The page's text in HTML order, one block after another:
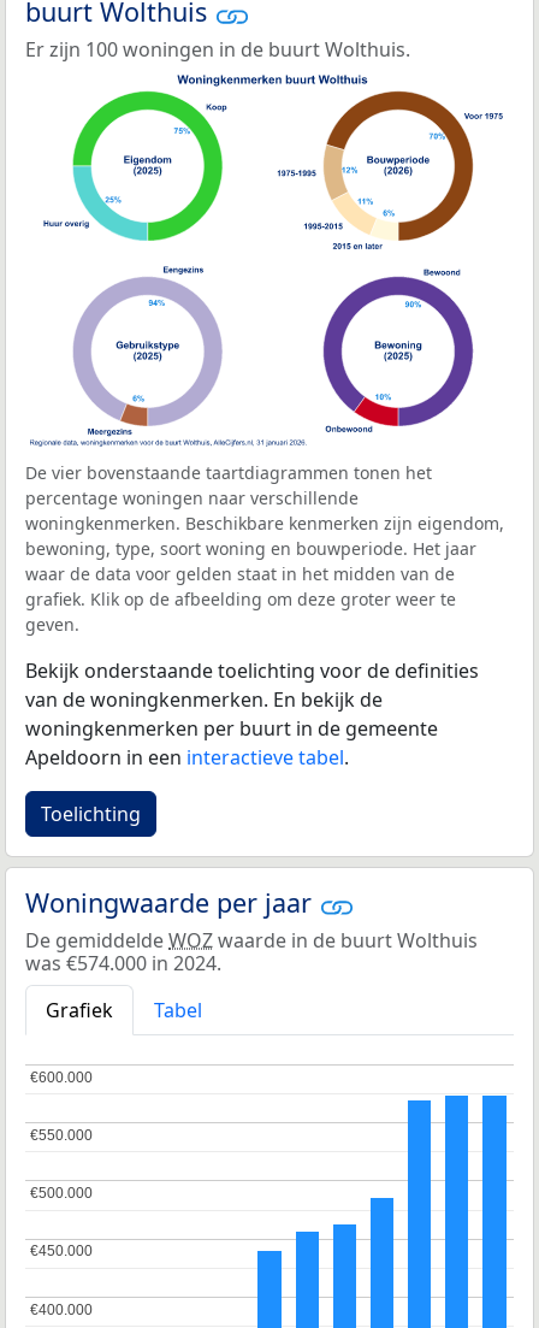
buurt Wolthuis
Er zijn 100 woningen in de buurt Wolthuis.
De vier bovenstaande taartdiagrammen tonen het
percentage woningen naar verschillende
woningkenmerken. Beschikbare kenmerken zijn eigendom,
bewoning, type, soort woning en bouwperiode. Het jaar
waar de data voor gelden staat in het midden van de
grafiek. Klik op de afbeelding om deze groter weer te
geven.
Bekijk onderstaande toelichting voor de definities
van de woningkenmerken. En bekijk de
woningkenmerken per buurt in de gemeente
Apeldoorn in een interactieve tabel.
Toelichting
Woningwaarde per jaar
De gemiddeldeWOZwaarde in de buurt Wolthuis
was €574.000 in 2024.
Grafiek
Tabel
€400.000
€400.000
€450.000
€450.000
€500.000
€500.000
€550.000
€550.000
€600.000
€600.000